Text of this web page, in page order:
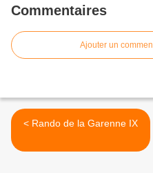
Commentaires
Ajouter un
< Rando de la Garenne IX